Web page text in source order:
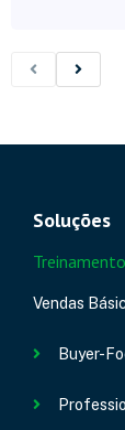
Soluções
Vendas
Buyer-